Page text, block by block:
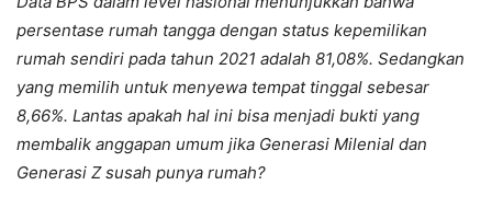
persentase rumah tangga dengan status kepemilikan
rumah sendiri pada tahun 2021 adalah 81,08%. Sedangkan
yang memilih untuk menyewa tempat tinggal sebesar
8,66%. Lantas apakah hal ini bisa menjadi bukti yang
membalik anggapan umum jika Generasi Milenial dan
Generasi Z susah punya rumah?